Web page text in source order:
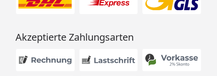
Akzeptierte Zahlungsarten